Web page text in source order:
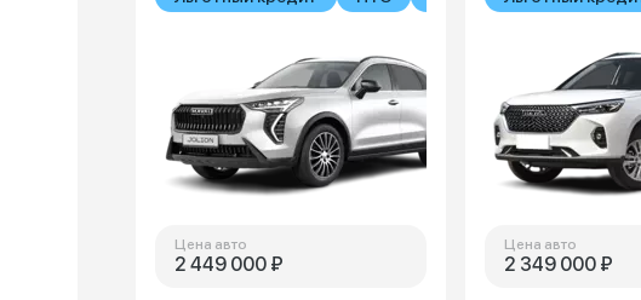
Цена авто
2 449 000 ₽
Цена авто
2 349 000 ₽